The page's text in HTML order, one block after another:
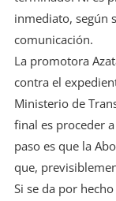
inmediato, según
comunicación.
La promotora
contra el
Ministerio de
final es proceder
paso es que la
que,
Si se da por